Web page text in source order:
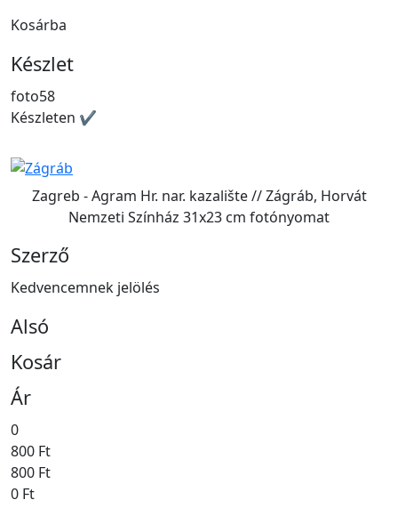
Kosárba
Készlet
foto58
Készleten ✔
Zagreb - Agram Hr. nar. kazalište // Zágráb, Horvát
Nemzeti Színház 31x23 cm fotónyomat
Szerző
Kedvencemnek jelölés
Alsó
Kosár
Ár
0
800 Ft
800 Ft
0 Ft